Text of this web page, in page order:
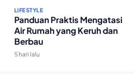
LIFESTYLE
Panduan Praktis Mengatasi
Air Rumah yang Keruh dan
Berbau
5 hari lalu